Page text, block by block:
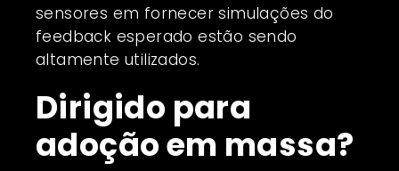
sensores em fornecer simulações do
feedback esperado estão sendo
altamente utilizados.
Dirigido para
adoção em massa?